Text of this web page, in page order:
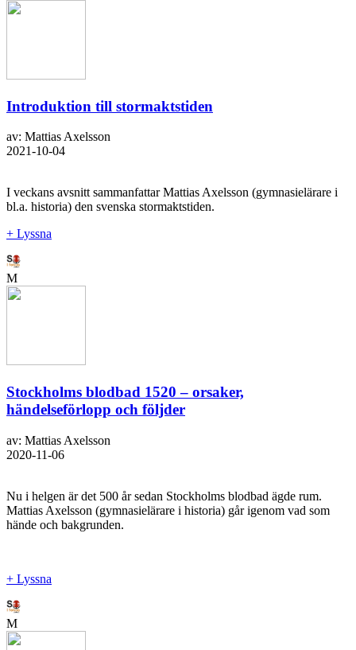
Introduktion till stormaktstiden
av: Mattias Axelsson
2021-10-04
I veckans avsnitt sammanfattar Mattias Axelsson (gymnasielärare i
bl.a. historia) den svenska stormaktstiden.
+ Lyssna
M
Stockholms blodbad 1520 – orsaker,
händelseförlopp och följder
av: Mattias Axelsson
2020-11-06
Nu i helgen är det 500 år sedan Stockholms blodbad ägde rum.
Mattias Axelsson (gymnasielärare i historia) går igenom vad som
hände och bakgrunden.
+ Lyssna
M